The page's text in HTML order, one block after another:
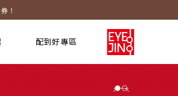
台啟動中
度數太陽鏡片只要$999/副
$2730 起！
台啟動中
配到好專區